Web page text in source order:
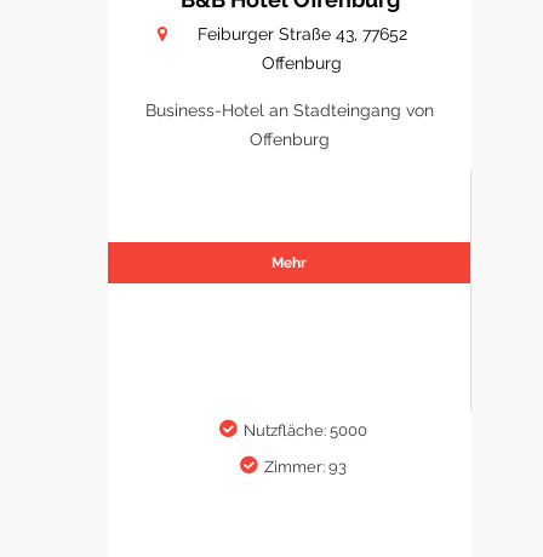
Feiburger Straße 43, 77652
Offenburg
Business-Hotel an Stadteingang von
Offenburg
Mehr
Nutzfläche: 5000
Zimmer: 93